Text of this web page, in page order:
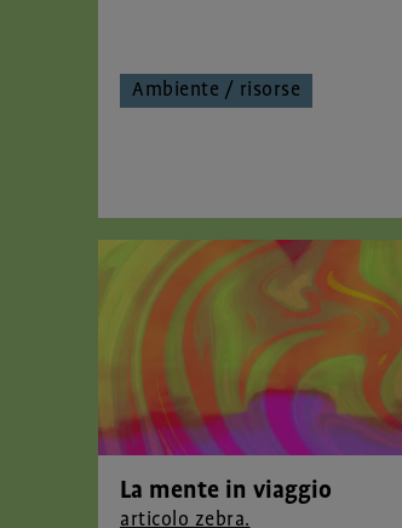
Ambiente / risorse
La mente in viaggio
articolo zebra.